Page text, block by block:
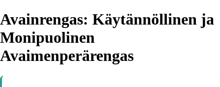
Avainrengas: Käytännöllinen ja
Monipuolinen
Avaimenperärengas